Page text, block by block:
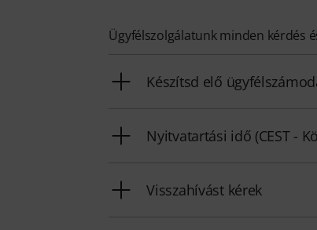
Ügyfélszolgálatunk minden kérdés
Készítsd elő
Nyitvatartási idő (CEST -
Visszahívást kérek